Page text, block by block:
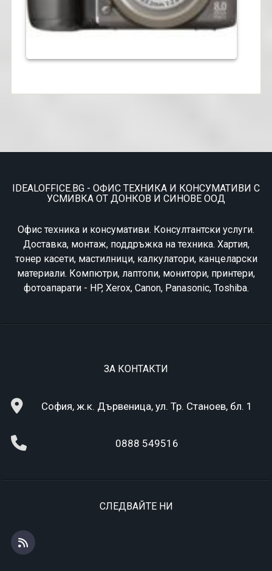
IDEALOFFICE.BG - ОФИС ТЕХНИКА И КОНСУМАТИВИ С
УСМИВКА ОТ ДОНКОВ И СИНОВЕ ООД
Офис техника и консумативи. Консултантски услуги.
Доставка, монтаж, поддръжка на техника. Хартия,
тонер касети, мастилници, калкулатори, канцеларски
материали. Компютри, лаптопи, монитори, принтери,
фотоапарати - HP, Xerox, Canon, Panasonic, Toshiba.
ЗА КОНТАКТИ
София, ж.к. Дървеница, ул. Тр. Станоев, бл. 1
0888 549516
СЛЕДВАЙТЕ НИ